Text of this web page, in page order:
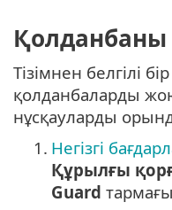
Тізімнен белгілі
қолданбаларды
нұсқауларды
1. Негізгі
Құрылғы
Guard